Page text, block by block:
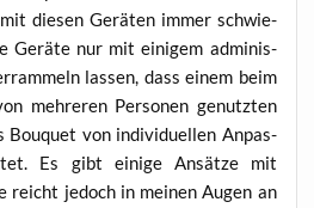
die­sen Gerä­ten immer schwie­
Gerä­te nur mit eini­gem admi­nis­
las­sen, dass einem beim
meh­re­ren Per­so­nen genutz­ten
Bou­quet von indi­vi­du­el­len Anpas­
Es gibt eini­ge Ansät­ze mit
reicht jedoch in mei­nen Augen an